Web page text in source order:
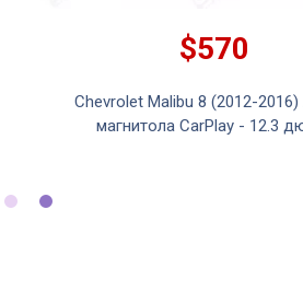
$570
Chevrolet Malibu 8 (2012-2016)
магнитола CarPlay - 12.3